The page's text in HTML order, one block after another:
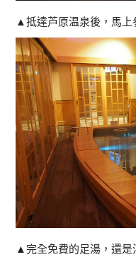
▲抵達芦原温泉後，馬上
▲完全免費的足湯，還是